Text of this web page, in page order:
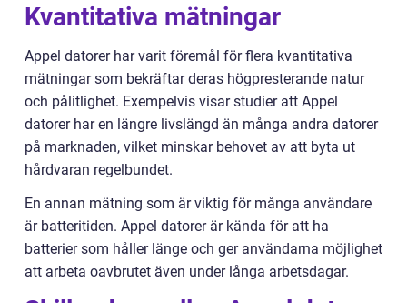
Kvantitativa mätningar
Appel datorer har varit föremål för flera kvantitativa
mätningar som bekräftar deras högpresterande natur
och pålitlighet. Exempelvis visar studier att Appel
datorer har en längre livslängd än många andra datorer
på marknaden, vilket minskar behovet av att byta ut
hårdvaran regelbundet.
En annan mätning som är viktig för många användare
är batteritiden. Appel datorer är kända för att ha
batterier som håller länge och ger användarna möjlighet
att arbeta oavbrutet även under långa arbetsdagar.